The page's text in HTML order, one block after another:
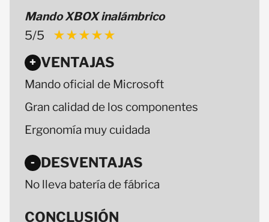
Mando XBOX inalámbrico
5/5 ★★★★★
★★★★★
+ VENTAJAS
Mando oficial de Microsoft
Gran calidad de los componentes
Ergonomía muy cuidada
- DESVENTAJAS
No lleva batería de fábrica
CONCLUSIÓN